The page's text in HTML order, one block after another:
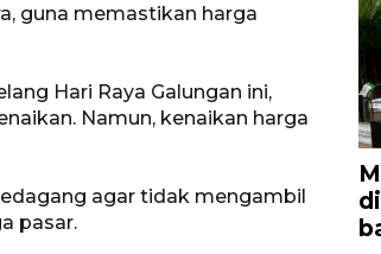
guna memastikan harga
Hari Raya Galungan ini,
Namun, kenaikan harga
agar tidak mengambil
pasar.